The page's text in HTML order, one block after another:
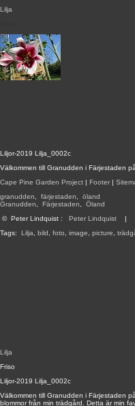
Liljor-2019 Lilja_0002c
Välkommen till Granudden i Färjestaden
Cape Pine Garden Project | Footer |
granudden
färjestaden
öland
Granudden
Färjestaden
Öland
© Peter Lindquist : Peter Lindquist |
Tags: Lilja bild foto image picture
Lilja
Lilja
Friso
Liljor-2019 Lilja_0002c
Välkommen till Granudden i Färjestaden
blommor från min trädgård. Detta är min